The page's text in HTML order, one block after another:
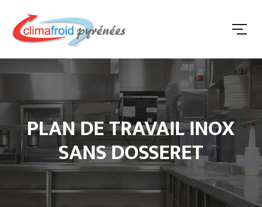
PLAN DE TRAVAIL INOX
SANS DOSSERET